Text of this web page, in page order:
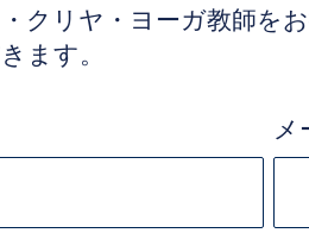
クリヤ・ヨーガ教師を
ます。
メ